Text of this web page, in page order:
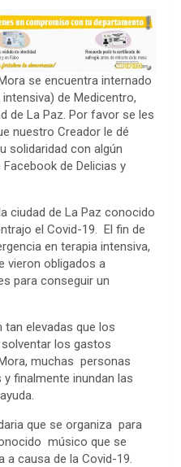
se encuentra internado
de Medicentro,
de La Paz. Por favor se les
nuestro Creador le dé
solidaridad con algún
Facebook de Delicias y
ciudad de La Paz conocido
el Covid-19. El fin de
en terapia intensiva,
vieron obligados a
para conseguir un
elevadas que los
los gastos
muchas personas
finalmente inundan las
que se organiza para
músico que se
a causa de la Covid-19.